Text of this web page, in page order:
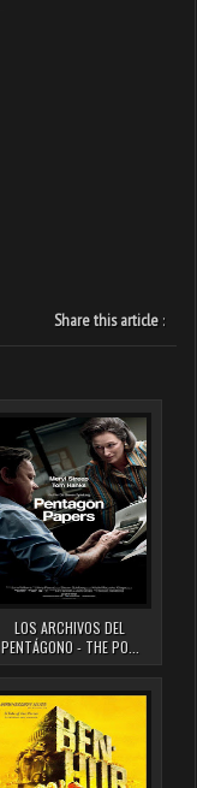
Share this article :
LOS ARCHIVOS DEL
PENTÁGONO - THE PO...